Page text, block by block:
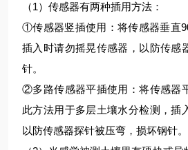
（1）传感器有两种插用方法：
①传感器竖插使用：将传感器垂直
插入时请勿摇晃传感器，以防传感
针。
②多路传感器平插使用：将传感器
此方法用于多层土壤水分检测，插
以防传感器探针被压弯，损坏钢针。